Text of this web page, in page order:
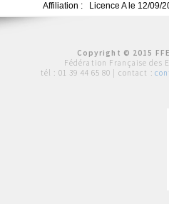
Affiliation :
Licence A le 12/09/
Copyright © 2015
Fédération Française des
tél : 01 39 44 65 80 | contact :